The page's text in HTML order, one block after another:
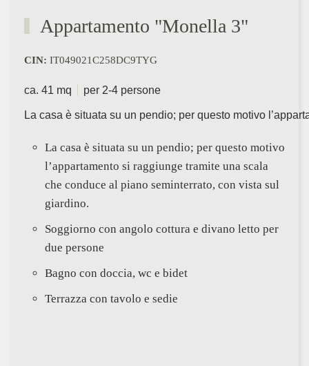
Appartamento "Monella 3"
CIN: IT049021C258DC9TYG
ca. 41 mq per 2-4 persone
La casa è situata su un pendio; per questo motivo
La casa è situata su un pendio; per questo motivo
l’appartamento si raggiunge tramite una scala
che conduce al piano seminterrato, con vista sul
giardino.
Soggiorno con angolo cottura e divano letto per
due persone
Bagno con doccia, wc e bidet
Terrazza con tavolo e sedie